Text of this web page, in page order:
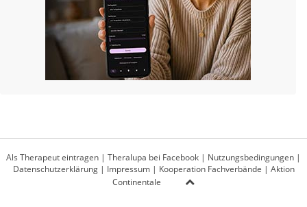
Als Therapeut eintragen | Theralupa bei Facebook | Nutzungsbedingungen |
Datenschutzerklärung| Impressum| Kooperation Fachverbände | Aktion
Continentale